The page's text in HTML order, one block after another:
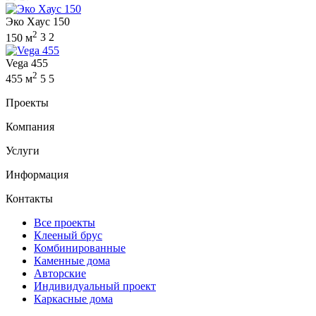
Эко Хаус 150
150 м2 3 2
Vega 455
455 м2 5 5
Проекты
Компания
Услуги
Информация
Контакты
Все проекты
Клееный брус
Комбинированные
Каменные дома
Авторские
Индивидуальный проект
Каркасные дома